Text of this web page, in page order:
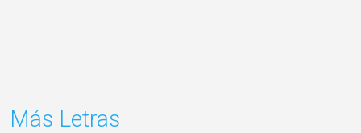
Más Letras